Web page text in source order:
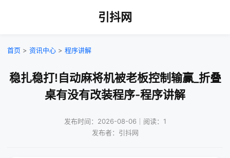
引抖网
首页 > 资讯中心 > 程序讲解
稳扎稳打!自动麻将机被老板控制输赢_折叠
桌有没有改装程序-程序讲解
发布时间：2026-08-06｜阅读：1
发布者：引抖网